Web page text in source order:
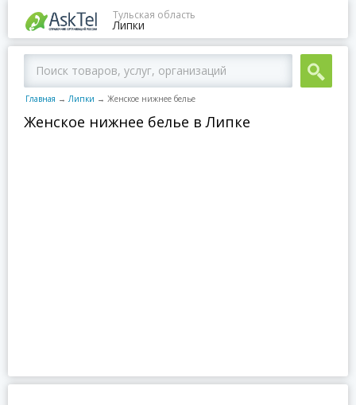
Тульская область
Липки
Главная → Липки → Женское нижнее белье
Женское нижнее белье в Липке